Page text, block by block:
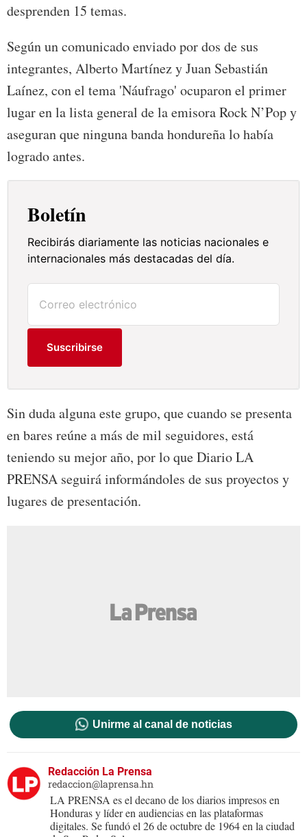
desprenden 15 temas.
Según un comunicado enviado por dos de sus
integrantes, Alberto Martínez y Juan Sebastián
Laínez, con el tema 'Náufrago' ocuparon el primer
lugar en la lista general de la emisora Rock N’Pop y
aseguran que ninguna banda hondureña lo había
logrado antes.
Boletín
Recibirás diariamente las noticias nacionales e
internacionales más destacadas del día.
Suscribirse
Sin duda alguna este grupo, que cuando se presenta
en bares reúne a más de mil seguidores, está
teniendo su mejor año, por lo que Diario LA
PRENSA seguirá informándoles de sus proyectos y
lugares de presentación.
Unirme al canal de noticias
Redacción La Prensa
redaccion@laprensa.hn
LA PRENSA es el decano de los diarios impresos en
Honduras y líder en audiencias en las plataformas
digitales. Se fundó el 26 de octubre de 1964 en la ciudad